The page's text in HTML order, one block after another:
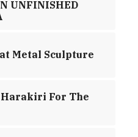
UNFINISHED
Metal Sculpture
Harakiri For The